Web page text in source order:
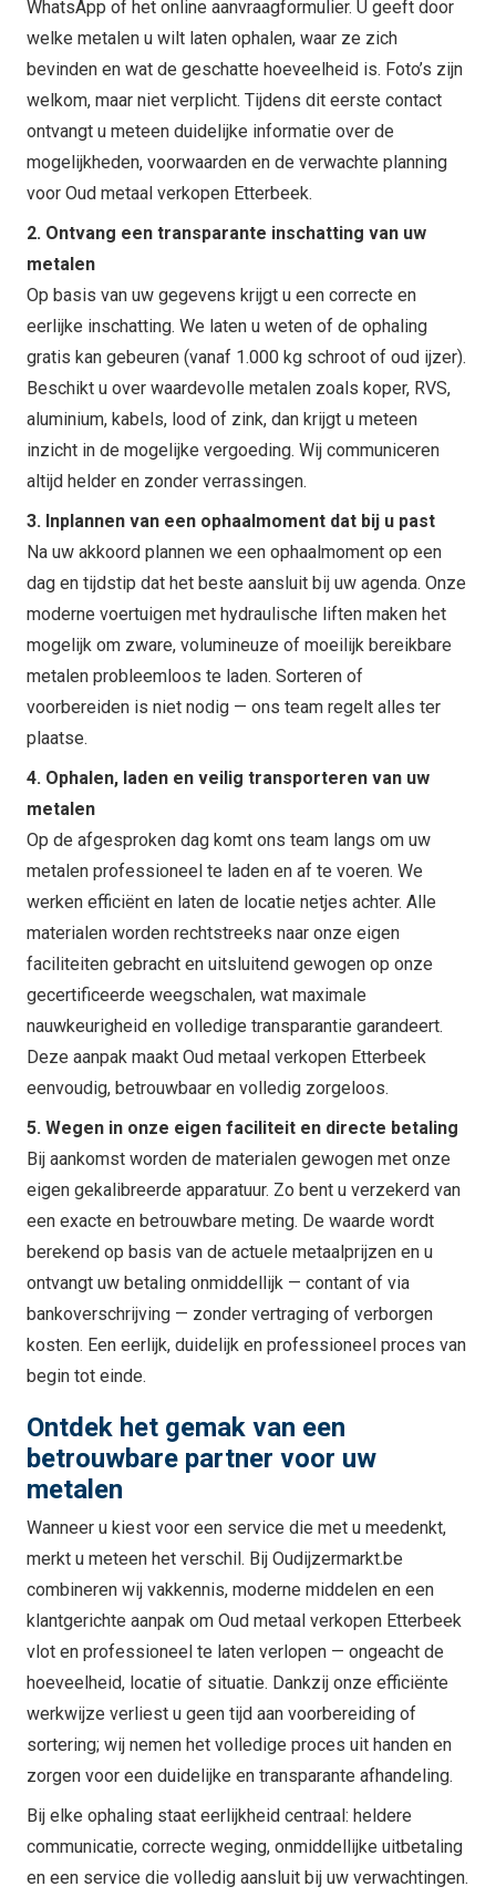
WhatsApp of het online aanvraagformulier. U geeft door
welke metalen u wilt laten ophalen, waar ze zich
bevinden en wat de geschatte hoeveelheid is. Foto’s zijn
welkom, maar niet verplicht. Tijdens dit eerste contact
ontvangt u meteen duidelijke informatie over de
mogelijkheden, voorwaarden en de verwachte planning
voor Oud metaal verkopen Etterbeek.
2. Ontvang een transparante inschatting van uw
metalen
Op basis van uw gegevens krijgt u een correcte en
eerlijke inschatting. We laten u weten of de ophaling
gratis kan gebeuren (vanaf 1.000 kg schroot of oud ijzer).
Beschikt u over waardevolle metalen zoals koper, RVS,
aluminium, kabels, lood of zink, dan krijgt u meteen
inzicht in de mogelijke vergoeding. Wij communiceren
altijd helder en zonder verrassingen.
3. Inplannen van een ophaalmoment dat bij u past
Na uw akkoord plannen we een ophaalmoment op een
dag en tijdstip dat het beste aansluit bij uw agenda. Onze
moderne voertuigen met hydraulische liften maken het
mogelijk om zware, volumineuze of moeilijk bereikbare
metalen probleemloos te laden. Sorteren of
voorbereiden is niet nodig — ons team regelt alles ter
plaatse.
4. Ophalen, laden en veilig transporteren van uw
metalen
Op de afgesproken dag komt ons team langs om uw
metalen professioneel te laden en af te voeren. We
werken efficiënt en laten de locatie netjes achter. Alle
materialen worden rechtstreeks naar onze eigen
faciliteiten gebracht en uitsluitend gewogen op onze
gecertificeerde weegschalen, wat maximale
nauwkeurigheid en volledige transparantie garandeert.
Deze aanpak maakt Oud metaal verkopen Etterbeek
eenvoudig, betrouwbaar en volledig zorgeloos.
5. Wegen in onze eigen faciliteit en directe betaling
Bij aankomst worden de materialen gewogen met onze
eigen gekalibreerde apparatuur. Zo bent u verzekerd van
een exacte en betrouwbare meting. De waarde wordt
berekend op basis van de actuele metaalprijzen en u
ontvangt uw betaling onmiddellijk — contant of via
bankoverschrijving — zonder vertraging of verborgen
kosten. Een eerlijk, duidelijk en professioneel proces van
begin tot einde.
Ontdek het gemak van een
betrouwbare partner voor uw
metalen
Wanneer u kiest voor een service die met u meedenkt,
merkt u meteen het verschil. Bij Oudijzermarkt.be
combineren wij vakkennis, moderne middelen en een
klantgerichte aanpak om Oud metaal verkopen Etterbeek
vlot en professioneel te laten verlopen — ongeacht de
hoeveelheid, locatie of situatie. Dankzij onze efficiënte
werkwijze verliest u geen tijd aan voorbereiding of
sortering; wij nemen het volledige proces uit handen en
zorgen voor een duidelijke en transparante afhandeling.
Bij elke ophaling staat eerlijkheid centraal: heldere
communicatie, correcte weging, onmiddellijke uitbetaling
en een service die volledig aansluit bij uw verwachtingen.